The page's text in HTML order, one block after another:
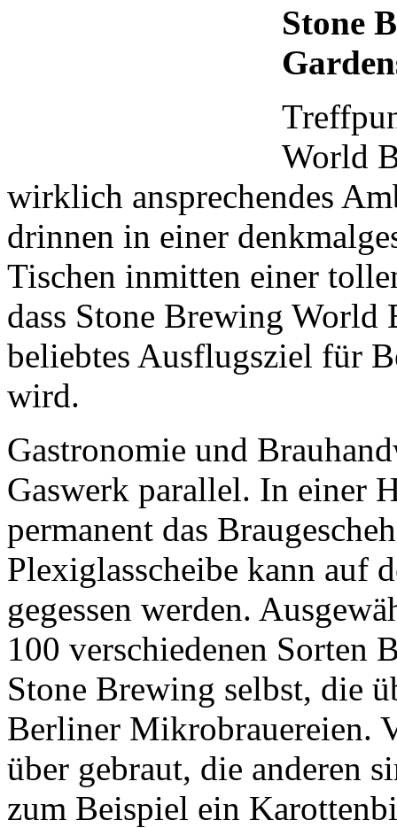
Stone
World
wirklich ansprechendes
drinnen in einer
Tischen inmitten einer
dass Stone Brewing
beliebtes Ausflugsziel für
wird.
Gastronomie und
Gaswerk parallel. In einer
permanent das
Plexiglasscheibe kann auf
gegessen werden.
100 verschiedenen Sorten
Stone Brewing selbst, die
Berliner Mikrobrauereien.
über gebraut, die anderen
zum Beispiel ein